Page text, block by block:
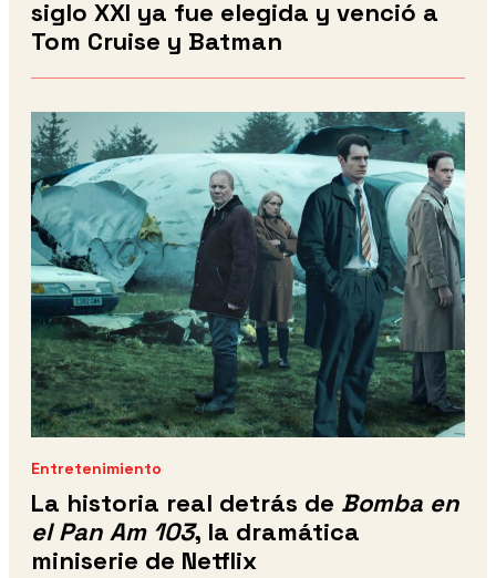
siglo XXI ya fue elegida y venció a
Tom Cruise y Batman
Entretenimiento
La historia real detrás de Bomba en
el Pan Am 103, la dramática
miniserie de Netflix